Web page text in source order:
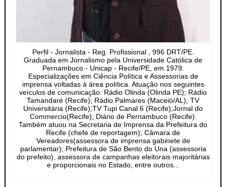
Perfil - Jornalista - Reg. Profissional , 996 DRT/PE.
Graduada em Jornalismo pela Universidade Católica de
Pernambuco - Unicap - Recife/PE, em 1979.
Especializações em Ciência Política e Assessorias de
imprensa voltadas à área política. Atuação nos seguintes
veículos de comunicação: Rádio Olinda (Olinda PE); Rádio
Tamandaré (Recife); Rádio Palmares (Maceió/AL); TV
Universitária (Recife);TV Tupi Canal 6 (Recife);Jornal do
Commercio(Recife); Diário de Pernambuco (Recife).
Também atuou na Secretaria de Imprensa da Prefeitura do
Recife (chefe de reportagem); Câmara de
Vereadores(assessora de imprensa gabinete de
parlamentar); Prefeitura de São Bento do Una (assessoria
do prefeito), assessora de campanhas eleitorais majoritárias
e proporcionais no Estado, entre outros...